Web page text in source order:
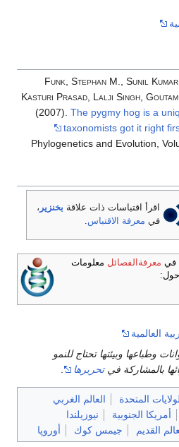
Funk, Stephan M., Sunil
Kasturi Prasad, Lalji Singh,
(2007). The pygmy hog is a
taxonomists got it right
Phylogenetics and Evolution,
اقرأ اقتباسات ذات علاقة بخنزير ،
في معرفة الاقتباس.
في معرفةالفصائل معلومات
حول:
العالمية
وطباعها وبيئتها تحتاج للنمو
بالمشاركة فيتحريرها .
المتحدة
العالم الغربي
أمريكا الجنوبية
نيوزيلندا
القديم جيمس كوك أوروپا